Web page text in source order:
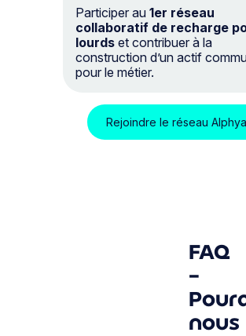
Participer au 1er réseau
collaboratif de recharge
lourds et contribuer à la
construction d’un actif
pour le métier.
Rejoindre le réseau Alphya
FAQ
–
nous